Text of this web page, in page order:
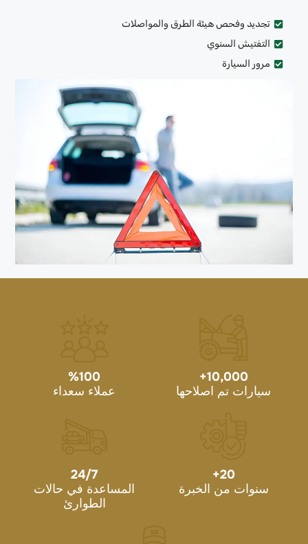
تجديد وفحص هيئة الطرق والمواصلات
التفتيش السنوي
مرور السيارة
10,000
+
سيارات تم اصلاحها
100
%
عملاء سعداء
20
+
سنوات من الخبرة
24/7
المساعدة في حالات
الطوارئ